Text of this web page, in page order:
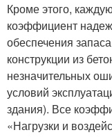
Кроме этого,
коэффициент
обеспечения
конструкции из
незначительных
условий
здания). Все
«Нагрузки и